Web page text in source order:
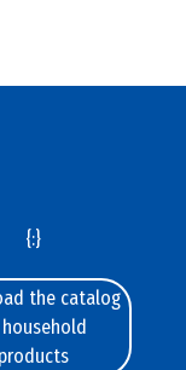
{:}
the catalog
products